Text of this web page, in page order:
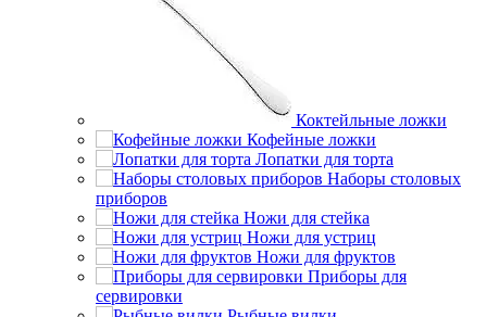
Коктейльные ложки
Кофейные ложки
Лопатки для торта
Наборы столовых
приборов
Ножи для стейка
Ножи для устриц
Ножи для фруктов
Приборы для
сервировки